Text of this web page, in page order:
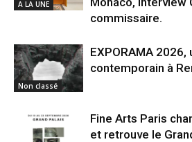
A LA UNE
commissaire.
Non classé
EXPORAMA 2026,
contemporain à
Fine Arts Paris
et retrouve le